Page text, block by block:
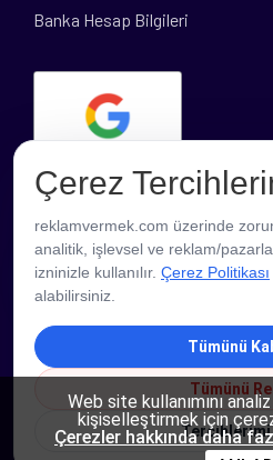
Banka Hesap Bilgileri
Copyright © 2026
Çerez
reklamvermek.com üzerinde
analitik, işlevsel ve reklam/
izninizle kullanılır. Çerez Politikası
alabilirsiniz.
Tümünü
Tümünü
Tercihlerimi
Web site kullanımını
kişiselleştirmek için
Çerezler hakkında daha